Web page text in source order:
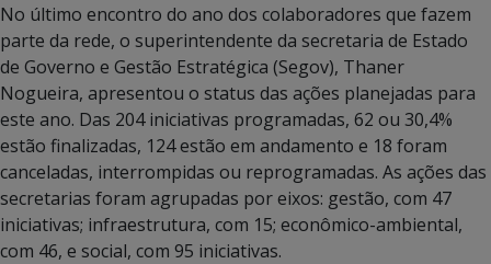
No último encontro do ano dos colaboradores que fazem
parte da rede, o superintendente da secretaria de Estado
de Governo e Gestão Estratégica (Segov), Thaner
Nogueira, apresentou o status das ações planejadas para
este ano. Das 204 iniciativas programadas, 62 ou 30,4%
estão finalizadas, 124 estão em andamento e 18 foram
canceladas, interrompidas ou reprogramadas. As ações das
secretarias foram agrupadas por eixos: gestão, com 47
iniciativas; infraestrutura, com 15; econômico-ambiental,
com 46, e social, com 95 iniciativas.